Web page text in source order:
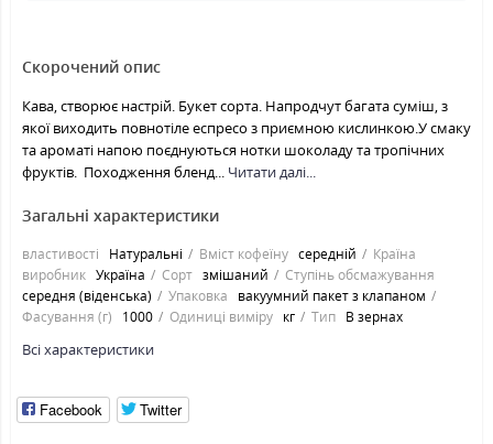
Скорочений опис
Кава, створює настрій. Букет сорта. Напродчут багата суміш, з
якої виходить повнотіле еспресо з приємною кислинкою.У смаку
та ароматі напою поєднуються нотки шоколаду та тропічних
фруктів. Походження бленд... Читати далі...
Загальні характеристики
властивості Натуральні Вміст кофеїну середній
Країна
виробник Україна Сорт змішаний
Ступінь обсмажування
середня (віденська)
Упаковка
вакуумний пакет з клапаном
Фасування (г)
1000 Одиниці виміру кг Тип В зернах
Всі характеристики
Facebook Twitter